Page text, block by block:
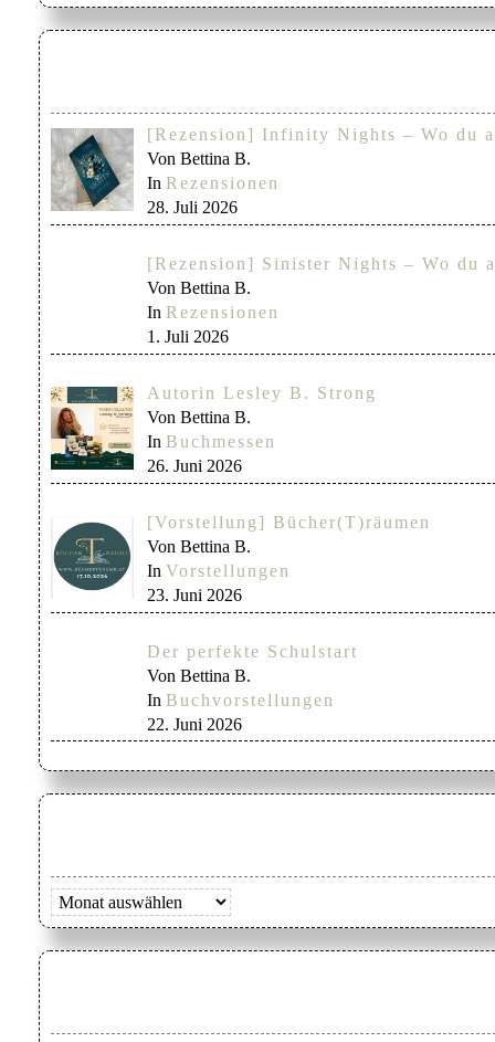
[Rezension] Infinity Nights – Wo du
Von Bettina B.
In Rezensionen
28. Juli 2026
[Rezension] Sinister Nights – Wo du
Von Bettina B.
In Rezensionen
1. Juli 2026
Autorin Lesley B. Strong
Von Bettina B.
In Buchmessen
26. Juni 2026
[Vorstellung] Bücher(T)räumen
Von Bettina B.
In Vorstellungen
23. Juni 2026
Der perfekte Schulstart
Von Bettina B.
In Buchvorstellungen
22. Juni 2026
Archiv